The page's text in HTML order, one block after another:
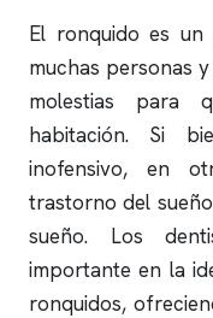
El ronquido es un
muchas personas
molestias para
habitación. Si
inofensivo, en
trastorno del
sueño. Los
importante en la
ronquidos,